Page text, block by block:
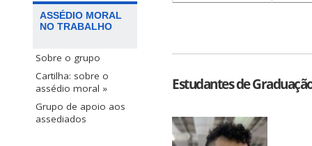
ASSÉDIO MORAL
NO TRABALHO
Sobre o grupo
Cartilha: sobre o
assédio moral »
Grupo de apoio aos
assediados
Estudantes de